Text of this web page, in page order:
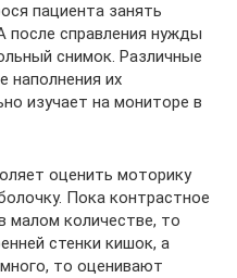
пациента занять
после справления нужды
снимок. Различные
наполнения их
изучает на мониторе в
оценить моторику
Пока контрастное
малом количестве, то
стенки кишок, а
то оценивают